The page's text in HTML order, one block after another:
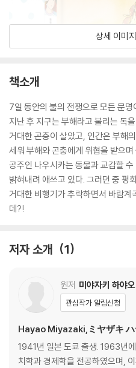
상세 이미
책소개
7일 동안의 불의 전쟁으로 모든 문명
지난 후 지구는 부해라고 불리는 독
거대한 곤충이 살았고, 인간은 부해
세워 부해와 곤충에게 위협을 받으
공주인 나우시카는 동물과 교감할
밝혀내려 애쓰고 있다. 그러던 중 평
거대한 비행기가 추락하면서 바람계
데?!
저자 소개 1
원저 미야자키 하야오
관심작가 알림신청
Hayao Miyazaki,ミヤザキ
1941년 일본 도쿄 출생. 1963년
치학과 경제학을 전공하였으며,